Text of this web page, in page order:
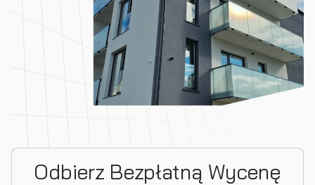
Odbierz Bezpłatną Wycenę